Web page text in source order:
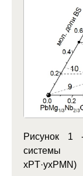
Рисунок 1 -
системы
xPT·yxPMN)